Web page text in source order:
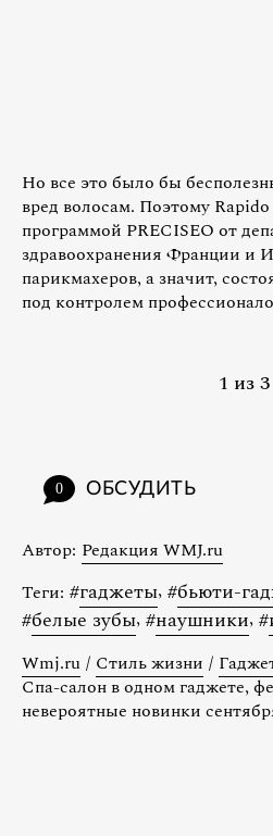
Но все это было бы
вред волосам. Поэтому
программой PRECISEO от
здравоохранения Франции и
парикмахеров, а значит,
под контролем
1 из3
0 ОБСУДИТЬ
Автор: Редакция WMJ.ru
Теги: #гаджеты, #бьюти-
#белые зубы, #наушники, #
Wmj.ru / Стиль жизни /
Спа-салон в одном гаджете,
невероятные новинки